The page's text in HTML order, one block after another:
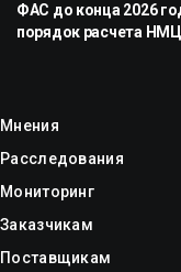
ФАС до конца 2026
порядок расчета
Мнения
Расследования
Мониторинг
Заказчикам
Поставщикам